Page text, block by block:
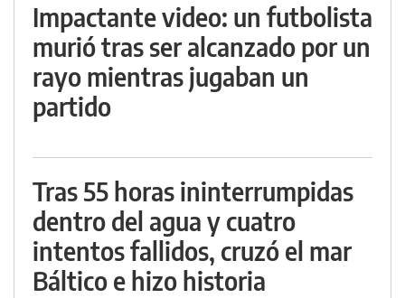
Impactante video: un futbolista
murió tras ser alcanzado por un
rayo mientras jugaban un
partido
Tras 55 horas ininterrumpidas
dentro del agua y cuatro
intentos fallidos, cruzó el mar
Báltico e hizo historia